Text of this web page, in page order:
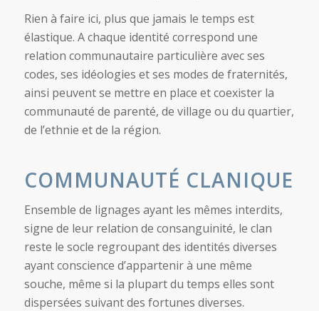
Rien à faire ici, plus que jamais le temps est
élastique. A chaque identité correspond une
relation communautaire particulière avec ses
codes, ses idéologies et ses modes de fraternités,
ainsi peuvent se mettre en place et coexister la
communauté de parenté, de village ou du quartier,
de l’ethnie et de la région.
COMMUNAUTÉ CLANIQUE
Ensemble de lignages ayant les mêmes interdits,
signe de leur relation de consanguinité, le clan
reste le socle regroupant des identités diverses
ayant conscience d’appartenir à une même
souche, même si la plupart du temps elles sont
dispersées suivant des fortunes diverses.